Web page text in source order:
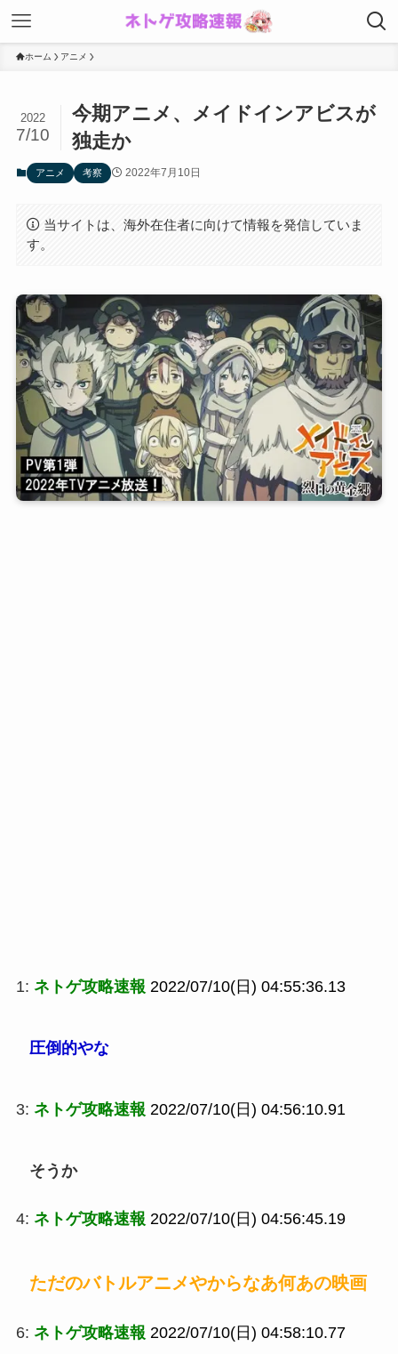
ホーム アニメ
今期アニメ、メイドインアビスが
独走か
2022
7/10
アニメ 考察 2022年7月10日
当サイトは、海外在住者に向けて情報を発信していま
す。
1: ネトゲ攻略速報 2022/07/10(日) 04:55:36.13
圧倒的やな
3: ネトゲ攻略速報 2022/07/10(日) 04:56:10.91
そうか
4: ネトゲ攻略速報 2022/07/10(日) 04:56:45.19
ただのバトルアニメやからなあ何あの映画
6: ネトゲ攻略速報 2022/07/10(日) 04:58:10.77